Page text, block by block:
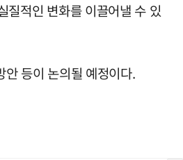
적인 변화를 이끌어낼 수 있
등이 논의될 예정이다.